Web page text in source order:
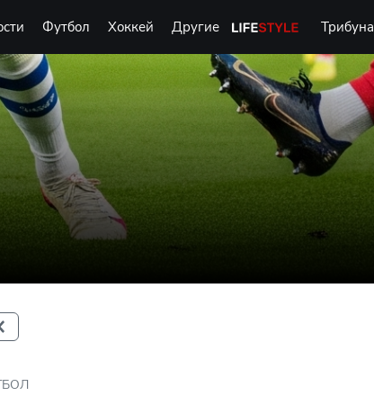
Футбол Хоккей Другие Life Style Трибуна